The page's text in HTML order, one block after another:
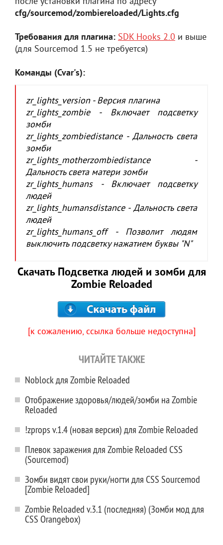
cfg/sourcemod/zombiereloaded/Lights.cfg
Требования для плагина: SDK Hooks 2.0 и выше
(для Sourcemod 1.5 не требуется)
Команды (Cvar's):
zr_lights_version - Версия плагина
zr_lights_zombie - Включает подсветку
зомби
zr_lights_zombiedistance - Дальность света
зомби
zr_lights_motherzombiedistance -
Дальность света матери зомби
zr_lights_humans - Включает подсветку
людей
zr_lights_humansdistance - Дальность света
людей
zr_lights_humans_off - Позволит людям
выключить подсветку нажатием буквы "N"
Скачать Подсветка людей и зомби для
Zombie Reloaded
[к сожалению, ссылка больше недоступна]
ЧИТАЙТЕ ТАКЖЕ
Noblock для Zombie Reloaded
Отображение здоровья/людей/зомби на Zombie
Reloaded
!zprops v.1.4 (новая версия) для Zombie Reloaded
Плевок заражения для Zombie Reloaded CSS
(Sourcemod)
Зомби видят свои руки/ногти для CSS Sourcemod
[Zombie Reloaded]
Zombie Reloaded v.3.1 (последняя) (Зомби мод для
CSS Orangebox)